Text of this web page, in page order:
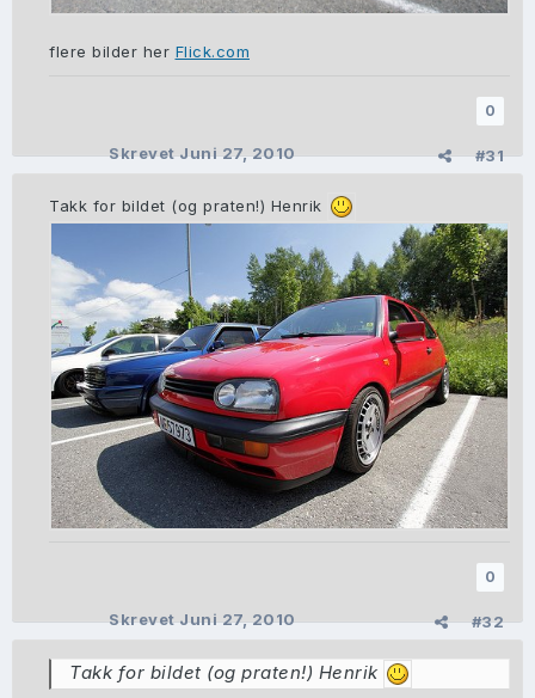
flere bilder her Flick.com
0
#31
SkrevetJuni 27, 2010
Takk for bildet (og praten!) Henrik
0
#32
SkrevetJuni 27, 2010
Takk for bildet (og praten!) Henrik